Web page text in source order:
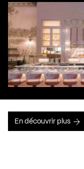
En découvrir plus